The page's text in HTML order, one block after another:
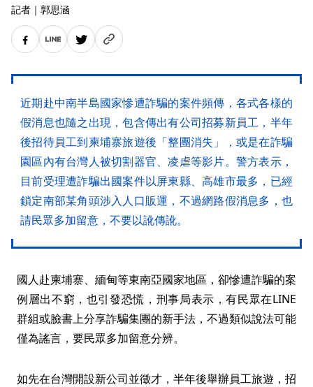
記者 ｜ 郭思涵
近期赴中南半島國家慘遭詐騙的案件頻傳，各式各樣的
假消息也隨之出現，包含傳出有公司招募新員工，半年
後招待員工到柬埔寨旅遊後「整團消失」，或是在詐騙
園區內有台灣人被切割器官、凌虐等影片。警方表示，
目前受理遭詐騙出國案件以屏東縣、高雄市最多，已經
鎖定南部某角頭涉入人口販運，不過網路假消息多，也
請民眾多加留意，不要以訛傳訛。
國人赴柬埔寨、緬甸等東南亞國家地區，卻慘遭詐騙的案
例層出不窮，也引發恐慌，刑事局表示，有民眾在LINE
群組或臉書上分享詐騙集團的新手法，不過類似說法可能
僅為謠言，要民眾多加留意分辨。
如先在台灣開設新公司並徵才，半年後舉辦員工旅遊，招